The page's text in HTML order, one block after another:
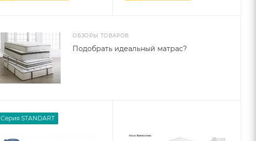
ОБЗОРЫ ТОВАРОВ
Подобрать идеальный матрас?
Серия STANDART